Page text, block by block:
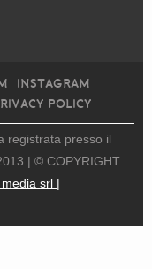
INSTAGRAM
POLICY
registrata presso il
| © COPYRIGHT
srl |